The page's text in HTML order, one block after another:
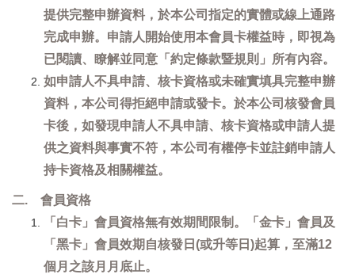
提供完整申辦資料，於本公司指定的實體或線上通路
完成申辦。申請人開始使用本會員卡權益時，即視為
已閱讀、瞭解並同意「約定條款暨規則」所有內容。
如申請人不具申請、核卡資格或未確實填具完整申辦
資料，本公司得拒絕申請或發卡。於本公司核發會員
卡後，如發現申請人不具申請、核卡資格或申請人提
供之資料與事實不符，本公司有權停卡並註銷申請人
持卡資格及相關權益。
二. 會員資格
「白卡」會員資格無有效期間限制。「金卡」會員及
「黑卡」會員效期自核發日(或升等日)起算，至滿12
個月之該月月底止。